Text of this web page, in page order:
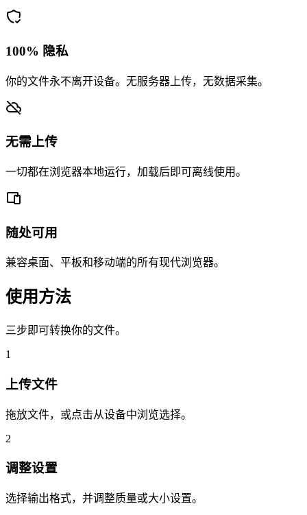
100% 隐私
你的文件永不离开设备。无服务器上传，无数据采集。
无需上传
一切都在浏览器本地运行，加载后即可离线使用。
随处可用
兼容桌面、平板和移动端的所有现代浏览器。
使用方法
三步即可转换你的文件。
1
上传文件
拖放文件，或点击从设备中浏览选择。
2
调整设置
选择输出格式，并调整质量或大小设置。